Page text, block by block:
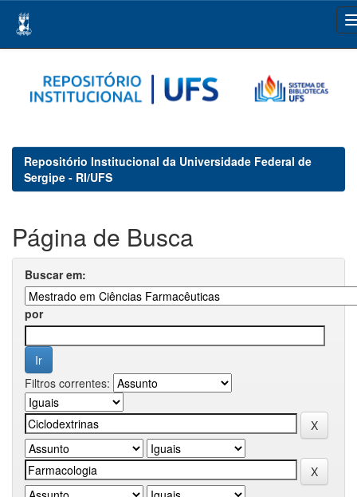
navigation
Repositório Institucional da Universidade Federal de
Sergipe - RI/UFS
Página de Busca
Buscar em:
por
Filtros correntes: